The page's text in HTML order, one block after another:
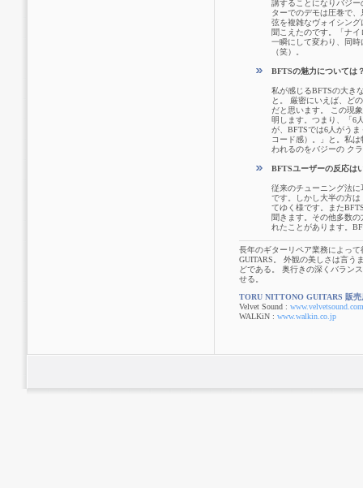
講することになりバジ
ターでのデモは圧巻で
弦を複雑なヴォイシン
聞こえたのです。「ナ
一瞬にして変わり、同
（笑）。
BFTSの魅力については
私が感じるBFTSの大き
と。 厳密にいえば、ど
だと思います。 この現
明します。つまり、「6
が、BFTSでは6人がう
コード感）。」と。私
われるのをバジーの ク
BFTSユーザーの反応は
従来のチューニング法
です。しかし大半の方
てゆく様です。また
聞きます。その他多数
れたことがあります。
長年のギターリペア業務によっ
GUITARS。 外観の美しさは言う
どである。 奥行きの深くバラン
せる。
TORU NITTONO GUITARS 販売
Velvet Sound : www.velvetsound.com
WALKiN : www.walkin.co.jp